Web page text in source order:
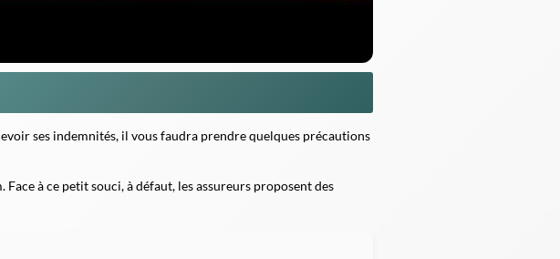
ses indemnités, il vous faudra prendre quelques précautions
à ce petit souci, à défaut, les assureurs proposent des